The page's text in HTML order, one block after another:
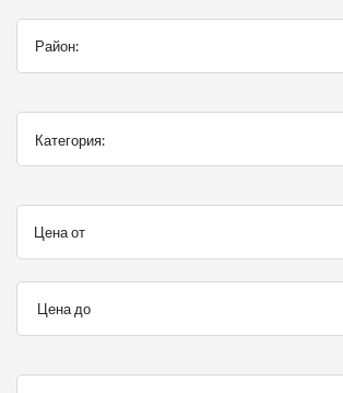
Категория:
Цена от
Цена до